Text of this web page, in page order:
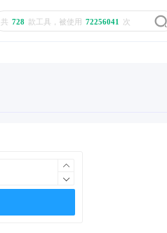
共 728 款工具，被使用 72256041 次